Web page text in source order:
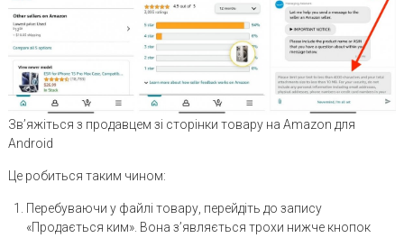
Зв’яжіться з продавцем зі сторінки товару на Amazon для
Android
Це робиться таким чином:
Перебуваючи у файлі товару, перейдіть до запису
«Продається ким». Вона з’являється трохи нижче кнопок